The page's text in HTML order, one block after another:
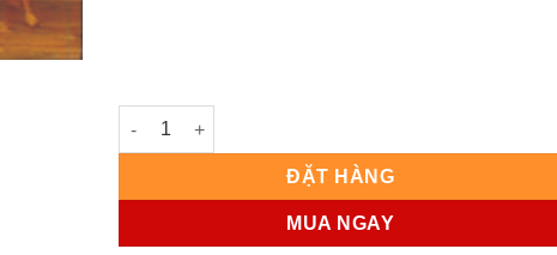
CỬA THÉP CHỐNG CHÁY MẪU P1-G1A số lượng
ĐẶT HÀNG
MUA NGAY